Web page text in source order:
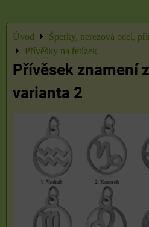
Úvod
Šperky, nerezová ocel,
Přívěšky na řetízek
Přívěsek znamení
varianta 2